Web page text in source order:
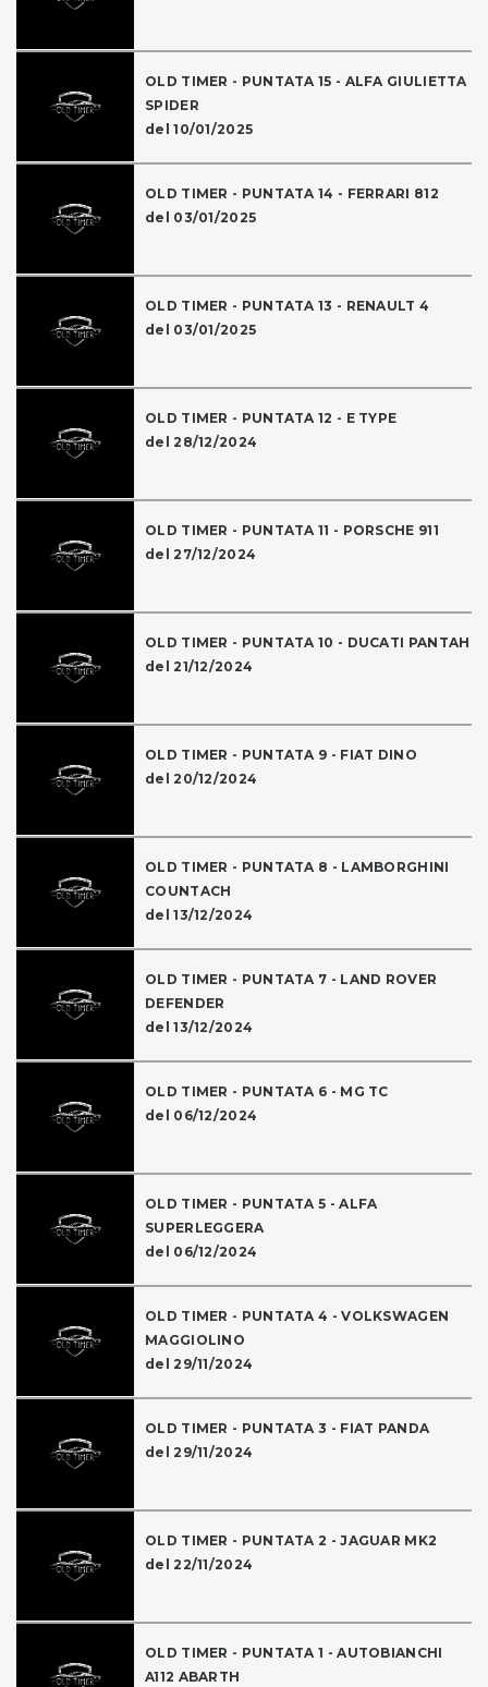
OLD TIMER - PUNTATA 15 - ALFA GIULIETTA
SPIDER
del 10/01/2025
OLD TIMER - PUNTATA 14 - FERRARI 812
del 03/01/2025
OLD TIMER - PUNTATA 13 - RENAULT 4
del 03/01/2025
OLD TIMER - PUNTATA 12 - E TYPE
del 28/12/2024
OLD TIMER - PUNTATA 11 - PORSCHE 911
del 27/12/2024
OLD TIMER - PUNTATA 10 - DUCATI PANTAH
del 21/12/2024
OLD TIMER - PUNTATA 9 - FIAT DINO
del 20/12/2024
OLD TIMER - PUNTATA 8 - LAMBORGHINI
COUNTACH
del 13/12/2024
OLD TIMER - PUNTATA 7 - LAND ROVER
DEFENDER
del 13/12/2024
OLD TIMER - PUNTATA 6 - MG TC
del 06/12/2024
OLD TIMER - PUNTATA 5 - ALFA
SUPERLEGGERA
del 06/12/2024
OLD TIMER - PUNTATA 4 - VOLKSWAGEN
MAGGIOLINO
del 29/11/2024
OLD TIMER - PUNTATA 3 - FIAT PANDA
del 29/11/2024
OLD TIMER - PUNTATA 2 - JAGUAR MK2
del 22/11/2024
OLD TIMER - PUNTATA 1 - AUTOBIANCHI
A112 ABARTH